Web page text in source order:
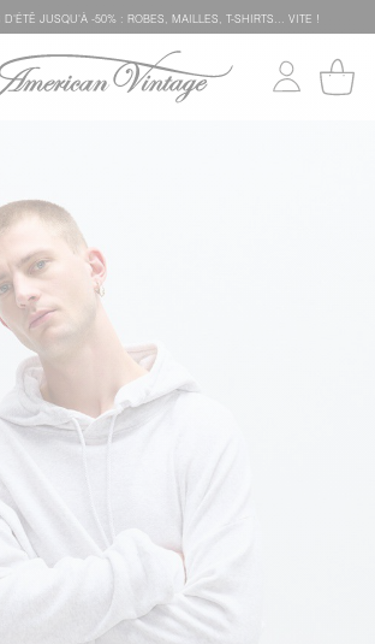
D'ÉTÊ JUSQU'À -50% : ROBES, MAILLES, T-SHIRTS... VITE !